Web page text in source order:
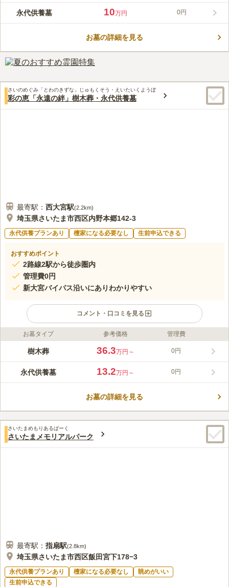
ている観音寺が管理する霊園です。お墓を管理する後継者が不足
している現代の問題に合わせて作られた、永代供養のための墓で
塔」と「永代供養墓やすらぎ」があります。永代供養付き墓地も
みんなの評価
3.4 口コミ4件
60代男性
向かいにセブンイレブンがあるので、必要なものはそこで手に入
口コミの続きを読む
永代供養墓 10万円 0円
お墓の詳細を見る
さいのめぐみ「とわのきずな」じゅもくそう・えいたいくようぼ
彩の恵「永遠の絆」樹木葬・永代供養墓
最寄駅： 西大宮駅(2.2km)
埼玉県さいたま市西区内野本郷142-3
永代供養プランあり 檀家になる必要なし 生前申込できる
おすすめポイント
2路線2駅から徒歩圏内
管理費0円
新大宮バイパス沿いにありわかりやすい
コメント・口コミを見る
ライフドット編集部のコメント
開放感溢れる花いっぱいのエントランスをぬけると、公園のよう
き、全区画平坦地で段差のないバリアフリー設計になっていま
す。永代供養墓には3つのプランがあり、合祀プランは初めから
に合祀されます。
この霊園はまだ誰からも評価されていません。
お墓タイプ 参考価格 管理費
樹木葬 36.3万円～ 0円
永代供養墓 13.2万円～ 0円
お墓の詳細を見る
さいたまめもりあるぱーく
さいたまメモリアルパーク
最寄駅： 指扇駅(2.8km)
埼玉県さいたま市西区飯田宮下178−3
永代供養プランあり 檀家になる必要なし
眺めがいい
生前申込できる